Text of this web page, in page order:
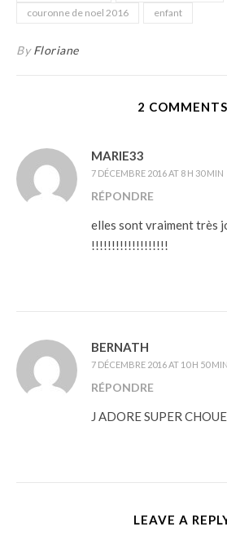
couronne de noel 2016
enfant
ByFloriane
2 COMMENTS
MARIE33
7 DÉCEMBRE 2016 AT 8 H 30 MIN
RÉPONDRE
elles sont vraiment très
!!!!!!!!!!!!!!!!!!!
BERNATH
7 DÉCEMBRE 2016 AT 10 H 50 MIN
RÉPONDRE
J ADORE SUPER
LEAVE A